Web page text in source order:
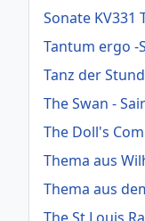
Sonate KV331
Tantum ergo -
Tanz der
The Swan -
The Doll's
Thema aus
Thema aus